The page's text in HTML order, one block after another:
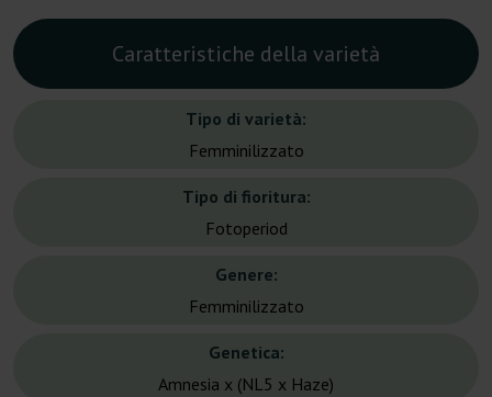
Caratteristiche della varietà
Tipo di varietà:
Femminilizzato
Tipo di fioritura:
Fotoperiod
Genere:
Femminilizzato
Genetica:
Amnesia x (NL5 x Haze)